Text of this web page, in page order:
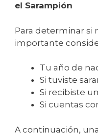
el Sarampión
Para determinar si
importante
Tu año de
Si tuviste
Si recibiste
Si cuentas
A continuación,